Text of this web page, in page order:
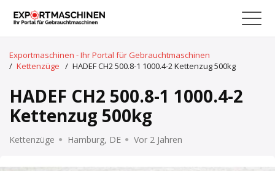
Exportmaschinen - Ihr Portal für Gebrauchtmaschinen
/ Kettenzüge / HADEF CH2 500.8-1 1000.4-2 Kettenzug 500kg
HADEF CH2 500.8-1 1000.4-2
Kettenzug 500kg
Kettenzüge Hamburg, DE Vor 2 Jahren